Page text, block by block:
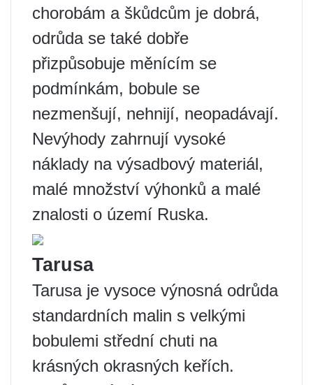
chorobám a škůdcům je dobrá,
odrůda se také dobře
přizpůsobuje měnícím se
podmínkám, bobule se
nezmenšují, nehnijí, neopadávají.
Nevýhody zahrnují vysoké
náklady na výsadbový materiál,
malé množství výhonků a malé
znalosti o území Ruska.
Tarusa
Tarusa je vysoce výnosná odrůda
standardních malin s velkými
bobulemi střední chuti na
krásných okrasných keřích.